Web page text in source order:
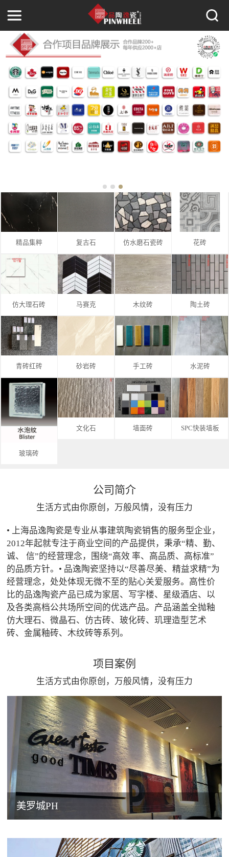
精品集粹 复古石 仿水磨石瓷砖 花砖
仿大理石砖 马赛克 木纹砖 陶土砖
青砖红砖 砂岩砖 手工砖 水泥砖
玻璃砖
文化石 墙面砖 SPC快装墙板
公司简介
生活方式由你原创，万般风情，没有压力
• 上海品逸陶瓷是专业从事建筑陶瓷销售的服务型企业，
2012年起就专注于商业空间的产品提供，秉承“精、勤、
诚、 信”的经营理念，围绕“高效 率、高品质、高标准”
的品质方针。• 品逸陶瓷坚持以“尽善尽美、精益求精”为
经营理念，处处体现无微不至的贴心关爱服务。高性价
比的品逸陶瓷产品已成为家居、写字楼、星级酒店、以
及各类高档公共场所空间的优选产品。产品涵盖全抛釉
仿大理石、微晶石、仿古砖、玻化砖、玑理造型艺术
砖、金属釉砖、木纹砖等系列。
项目案例
生活方式由你原创，万般风情，没有压力
美罗城PH